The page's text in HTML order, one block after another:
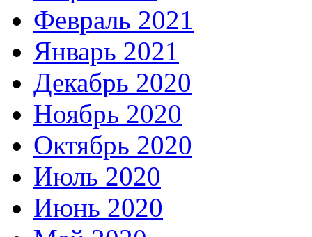
Февраль 2021
Январь 2021
Декабрь 2020
Ноябрь 2020
Октябрь 2020
Июль 2020
Июнь 2020